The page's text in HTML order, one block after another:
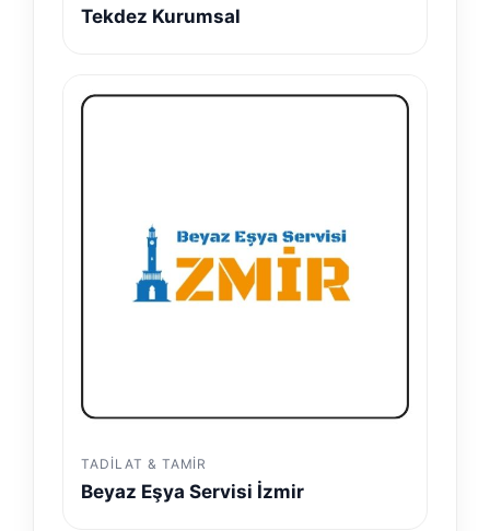
Tekdez Kurumsal
TADILAT & TAMIR
Beyaz Eşya Servisi İzmir